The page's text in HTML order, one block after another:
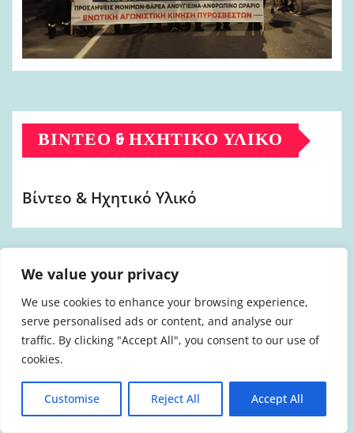
We value your privacy
We use cookies to enhance your browsing experience,
serve personalised ads or content, and analyse our
traffic. By clicking "Accept All", you consent to our use of
cookies.
Customise Reject All Accept All
ΒΊΝΤΕΟ & ΗΧΗΤΙΚΌ ΥΛΙΚΌ
Βίντεο & Ηχητικό Υλικό
ΑΡΧΕΊΟ
Αύγουστος 2026(6)
Ιούνιος 2026
(29)